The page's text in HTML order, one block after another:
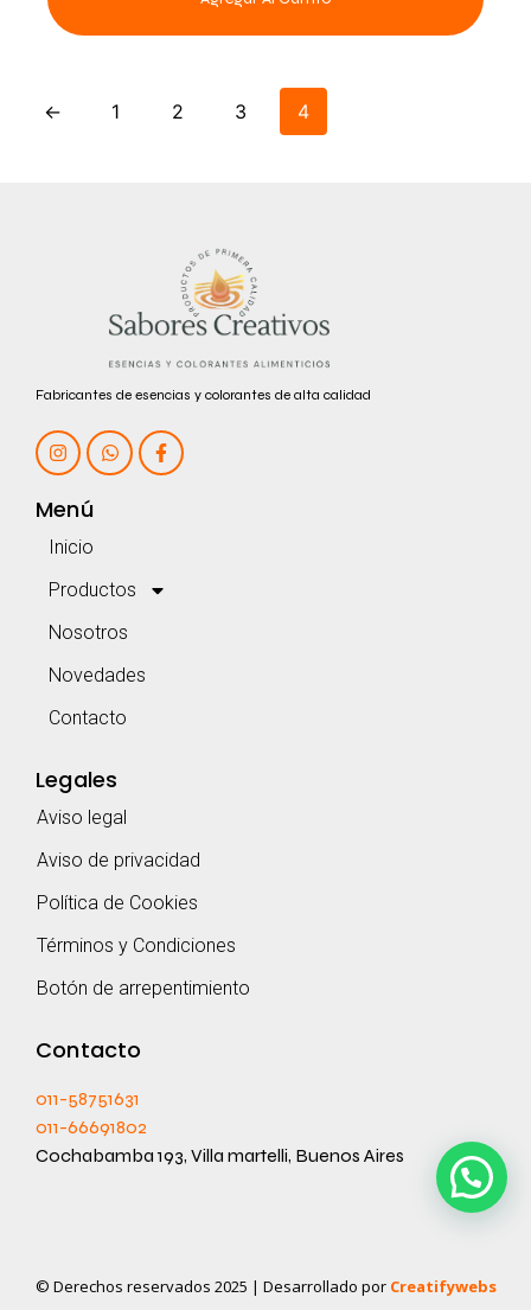
← 1 2 3 4
Fabricantes de esencias y colorantes de alta calidad
Menú
Inicio
Productos
Nosotros
Novedades
Contacto
Legales
Aviso legal
Aviso de privacidad
Política de Cookies
Términos y Condiciones
Botón de arrepentimiento
Contacto
011-58751631
011-66691802
Cochabamba 193, Villa martelli, Buenos Aires
© Derechos reservados 2025 | Desarrollado por Creatifywebs